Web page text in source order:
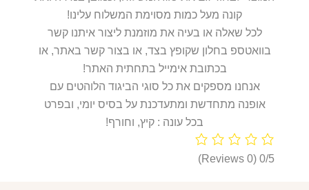
קונה מעל כמות מסוימת המשלוח עלינו!
לכל שאלה או בעיה את מוזמנת ליצור איתנו קשר
בוואטספ בחלון שקופץ בצד, או בצור קשר באתר, או
בכתובת אימייל בתחתית האתר!
אנחנו מספקים את כל סוגי הביגוד הלוהטים עם
אופנה מתחדשת ומתעדכנת על בסיס יומי, ובפרט
בכל עונה : קיץ, וחורף!
0/5
(0 Reviews)